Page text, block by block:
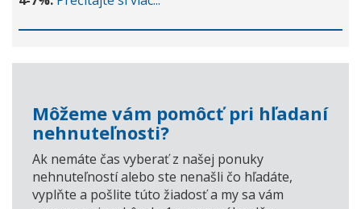
Môžeme vám pomôcť pri hľadaní
nehnuteľnosti?
Ak nemáte čas vyberať z našej ponuky
nehnuteľností alebo ste nenašli čo hľadáte,
vyplňte a pošlite túto žiadosť a my sa vám